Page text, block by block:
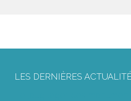
LES DERNIÈRES